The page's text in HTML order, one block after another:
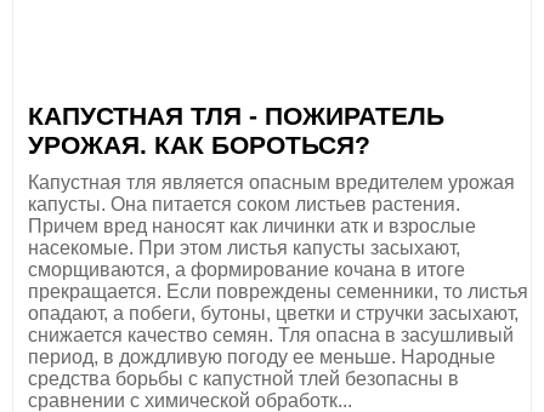
КАПУСТНАЯ ТЛЯ - ПОЖИРАТЕЛЬ
УРОЖАЯ. КАК БОРОТЬСЯ?
Капустная тля является опасным вредителем урожая
капусты. Она питается соком листьев растения.
Причем вред наносят как личинки атк и взрослые
насекомые. При этом листья капусты засыхают,
сморщиваются, а формирование кочана в итоге
прекращается. Если повреждены семенники, то листья
опадают, а побеги, бутоны, цветки и стручки засыхают,
снижается качество семян. Тля опасна в засушливый
период, в дождливую погоду ее меньше. Народные
средства борьбы с капустной тлей безопасны в
сравнении с химической обработк...